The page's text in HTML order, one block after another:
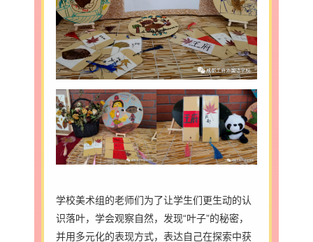
学校美术组的老师们为了让学生们更生动的认
识落叶，学会观察自然，发现“叶子”的秘密，
并用多元化的表现方式，表达自己在探索中获